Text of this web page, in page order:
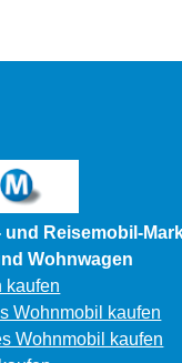
und Reisemobil-
Wohnwagen
kaufen
Wohnmobil kaufen
Wohnmobil kaufen